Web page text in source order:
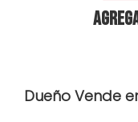
Dueño Vende